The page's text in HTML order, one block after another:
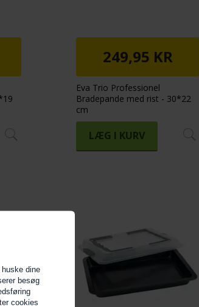
dine
besøg
cookies
249,95 KR
Eva Trio Professionel
Bradepande med rist - 30*22
cm
LÆG I KURV